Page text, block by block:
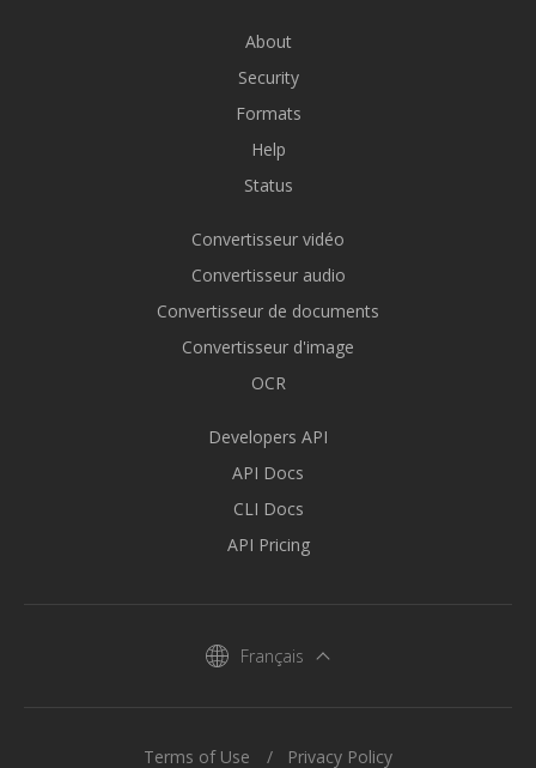
About
Security
Formats
Help
Status
Convertisseur vidéo
Convertisseur audio
Convertisseur de documents
Convertisseur d'image
OCR
Developers API
API Docs
CLI Docs
API Pricing
Français
Terms of Use Privacy Policy